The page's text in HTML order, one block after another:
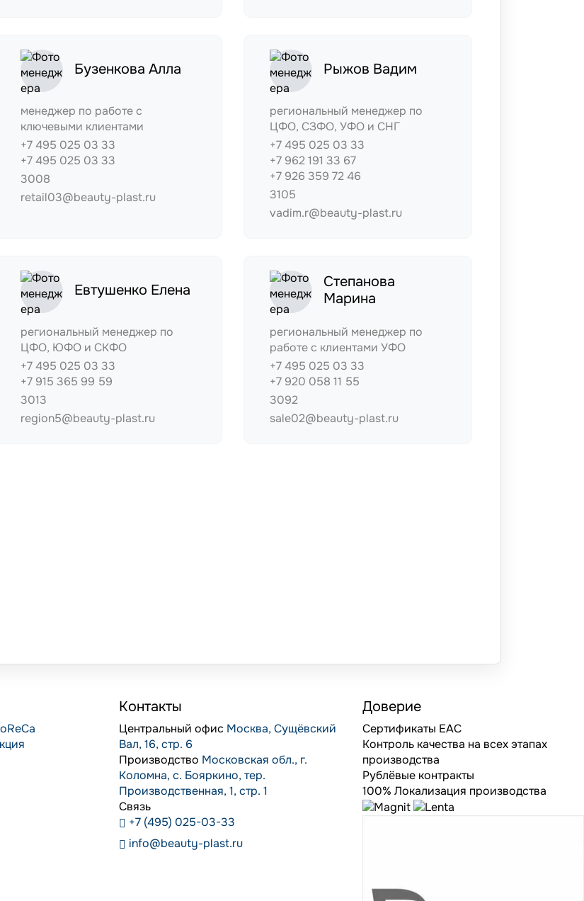
Бузенкова Алла
менеджер по работе с
ключевыми клиентами
+7 495 025 03 33
+7 495 025 03 33
3008
retail03@beauty-plast.ru
Рыжов Вадим
региональный менеджер по
ЦФО, СЗФО, УФО и СНГ
+7 495 025 03 33
+7 962 191 33 67
+7 926 359 72 46
3105
vadim.r@beauty-plast.ru
Евтушенко Елена
региональный менеджер по
ЦФО, ЮФО и СКФО
+7 495 025 03 33
+7 915 365 99 59
3013
region5@beauty-plast.ru
Степанова
Марина
региональный менеджер по
работе с клиентами УФО
+7 495 025 03 33
+7 920 058 11 55
3092
sale02@beauty-plast.ru
Контакты
Центральный офис Москва, Сущёвский
Вал, 16, стр. 6
Производство Московская обл., г.
Коломна, с. Бояркино, тер.
Производственная, 1, стр. 1
Связь
+7 (495) 025-03-33
info@beauty-plast.ru
Доверие
Сертификаты ЕАС
Контроль качества на всех этапах
производства
Рублёвые контракты
100% Локализация производства